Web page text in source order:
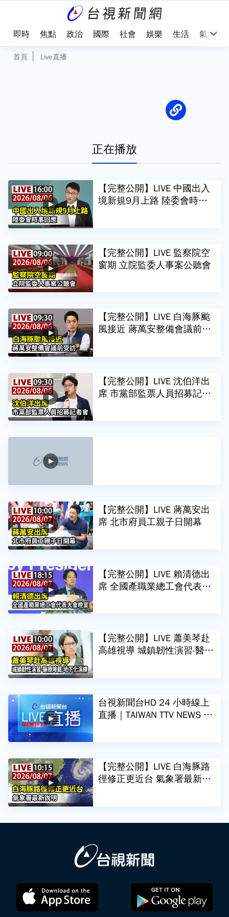
即時 焦點 政治 國際 社會 娛樂 生活 氣象
首頁 Live直播
正在播放
【完整公開】LIVE 中國出入
境新規9月上路 陸委會時事
【完整公開】LIVE 監察院空
窗期 立院監委人事案公聽會
【完整公開】LIVE 白海豚颱
風接近 蔣萬安整備會議前受
【完整公開】LIVE 沈伯洋出
席 市黨部監票人員招募記者
【完整公開】LIVE 蔣萬安出
席 北市府員工親子日開幕
【完整公開】LIVE 賴清德出
席 全國產職業總工會代表大
【完整公開】LIVE 蕭美琴赴
高雄視導 城鎮韌性演習-醫療
台視新聞台HD 24 小時線上
直播｜TAIWAN TTV NEWS H
【完整公開】LIVE 白海豚路
徑修正更近台 氣象署最新說